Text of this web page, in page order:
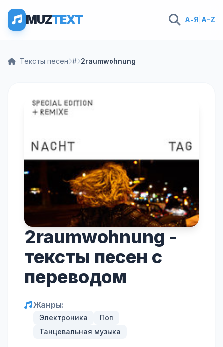
MUZTEXT А-Я A-Z
Тексты песен # 2raumwohnung
2raumwohnung -
тексты песен с
переводом
Жанры:
Электроника
Поп
Танцевальная музыка